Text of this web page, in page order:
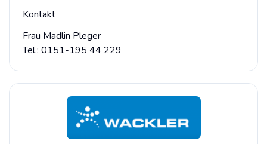
Kontakt
Frau Madlin Pleger
Tel.: 0151-195 44 229